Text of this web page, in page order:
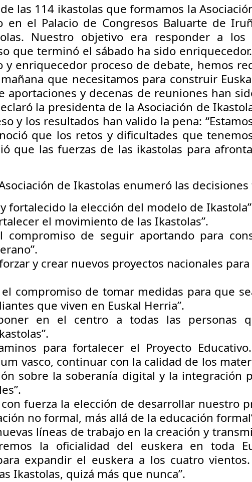
las 114 ikastolas que formamos la
en el Palacio de Congresos Baluarte de
Nuestro objetivo era responder a
que terminó el sábado ha sido
y enriquecedor proceso de debate, hemos
que necesitamos para construir
aportaciones y decenas de reuniones han
la presidenta de la Asociación de
y los resultados han valido la pena:
que los retos y dificultades que
que las fuerzas de las ikastolas para
de Ikastolas enumeró las decisiones
fortalecido la elección del modelo de
el movimiento de las Ikastolas”.
compromiso de seguir aportando para
y crear nuevos proyectos nacionales
compromiso de tomar medidas para que
que viven en Euskal Herria”.
en el centro a todas las personas
para fortalecer el Proyecto
vasco, continuar con la calidad de los
sobre la soberanía digital y la integración
fuerza la elección de desarrollar nuestro
no formal, más allá de la educación
líneas de trabajo en la creación y
la oficialidad del euskera en toda
expandir el euskera a los cuatro
Ikastolas, quizá más que nunca”.